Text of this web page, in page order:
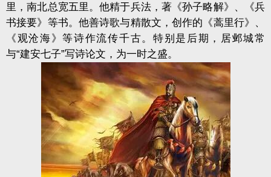
里，南北总宽五里。他精于兵法，著《孙子略解》、《兵
书接要》等书。他善诗歌与精散文，创作的《蒿里行》、
《观沧海》等诗作流传千古。特别是后期，居邺城常
与“建安七子”写诗论文，为一时之盛。